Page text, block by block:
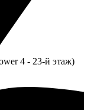
4 - 23-й этаж)